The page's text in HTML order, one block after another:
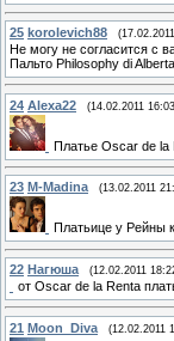
25 korolevich88
Не могу не согласится с
Пальто Philosophy di
24 Alexa22 (14.02.2011
Платье Oscar de la
23 M-Madina (13.02.2011
Платьице у Рейны
22 Нагюша (12.02.2011
от Oscar de la Renta
21 Moon_Diva (12.02.2011